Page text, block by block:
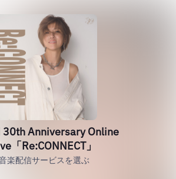
Anniversary Online
「Re:CONNECT」
楽配信サービスを選ぶ